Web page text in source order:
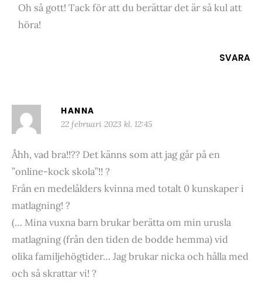
Oh så gott! Tack för att du berättar det är så kul att
höra!
SVARA
HANNA
22 februari 2023 kl. 12:45
Åhh, vad bra!!?? Det känns som att jag går på en
”online-kock skola”!! ?
Från en medelålders kvinna med totalt 0 kunskaper i
matlagning! ?
(… Mina vuxna barn brukar berätta om min urusla
matlagning (från den tiden de bodde hemma) vid
olika familjehögtider… Jag brukar nicka och hålla med
och så skrattar vi! ?